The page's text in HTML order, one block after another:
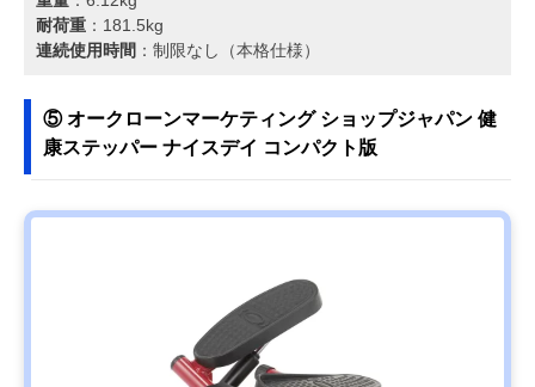
耐荷重 ：181.5kg
連続使用時間 ：制限なし（本格仕様）
⑤ オークローンマーケティング ショップジャパン 健
康ステッパー ナイスデイ コンパクト版